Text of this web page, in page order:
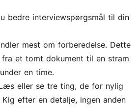
bedre interviewspørgsmål til din
mest om forberedelse. Dette
et tomt dokument til en stram
en time.
eller se tre ting, de for nylig
efter en detalje, ingen anden